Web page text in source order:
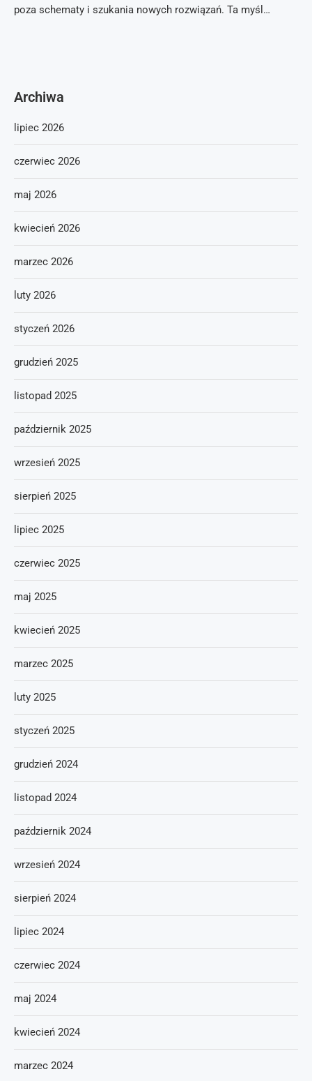
poza schematy i szukania nowych rozwiązań. Ta myśl…
Archiwa
lipiec 2026
czerwiec 2026
maj 2026
kwiecień 2026
marzec 2026
luty 2026
styczeń 2026
grudzień 2025
listopad 2025
październik 2025
wrzesień 2025
sierpień 2025
lipiec 2025
czerwiec 2025
maj 2025
kwiecień 2025
marzec 2025
luty 2025
styczeń 2025
grudzień 2024
listopad 2024
październik 2024
wrzesień 2024
sierpień 2024
lipiec 2024
czerwiec 2024
maj 2024
kwiecień 2024
marzec 2024